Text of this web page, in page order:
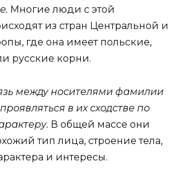
Многие люди с этой
из стран Центральной и
где она имеет польские,
русские корни.
между носителями фамилии
в их сходстве по
В общей массе они
тип лица, строение тела,
и интересы.